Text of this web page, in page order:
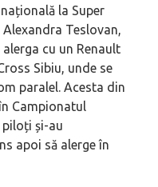
la Super
Teslovan,
alerga cu un Renault
Sibiu, unde se
paralel. Acesta din
Campionatul
piloți și-au
apoi să alerge în